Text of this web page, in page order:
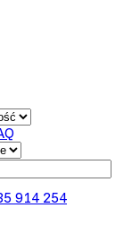
914 254